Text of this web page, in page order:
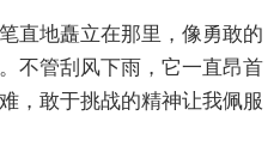
直地矗立在那里，像勇敢的
不管刮风下雨，它一直昂首
，敢于挑战的精神让我佩服